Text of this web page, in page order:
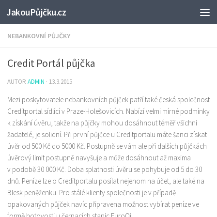
JakouPůjčku.cz
NEBANKOVNÍ PŮJČKY
Credit Portál půjčka
AUTOR ADMIN · 13.3.2015
Mezi poskytovatele nebankovních půjček patří také česká společnost
Creditportal sídlící v Praze-Holešovicích. Nabízí velmi mírné podmínky
k získání úvěru, takže na půjčky mohou dosáhnout téměř všichni
žadatelé, je solidní. Při první půjčce u Creditportalu máte šanci získat
úvěr od 500 Kč do 5000 Kč. Postupně se vám ale při dalších půjčkách
úvěrový limit postupně navyšuje a může dosáhnout až maxima
v podobě 30 000 Kč. Doba splatnosti úvěru se pohybuje od 5 do 30
dnů. Peníze lze o Creditportalu posílat nejenom na účet, ale také na
Blesk peněženku. Pro stálé klienty společnosti je v případě
opakovaných půjček navíc připravena možnost vybírat peníze ve